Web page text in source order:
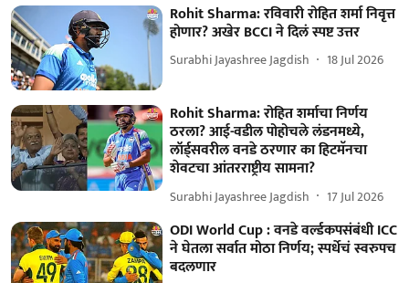
Rohit Sharma: रविवारी रोहित शर्मा निवृत्त
होणार? अखेर BCCI ने दिलं स्पष्ट उत्तर
Surabhi Jayashree Jagdish 18 Jul 2026
Rohit Sharma: रोहित शर्माचा निर्णय
ठरला? आई-वडील पोहोचले लंडनमध्ये,
लॉर्ड्सवरील वनडे ठरणार का हिटमॅनचा
शेवटचा आंतरराष्ट्रीय सामना?
Surabhi Jayashree Jagdish 17 Jul 2026
ODI World Cup : वनडे वर्ल्डकपसंबंधी ICC
ने घेतला सर्वात मोठा निर्णय; स्पर्धेचं स्वरुपच
बदलणार